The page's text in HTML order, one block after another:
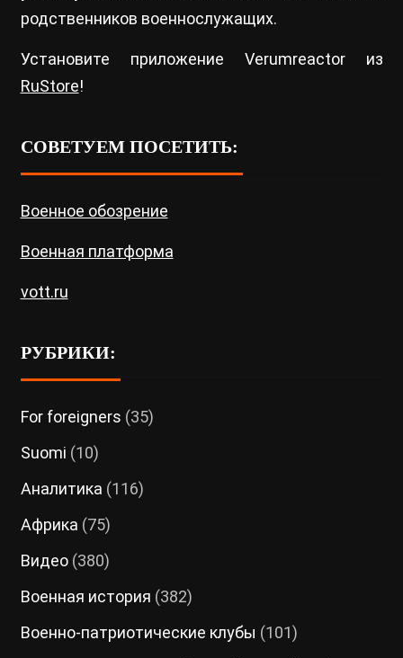
родственников военнослужащих.
Установите приложение Verumreactor из
RuStore!
СОВЕТУЕМ ПОСЕТИТЬ:
Военное обозрение
Военная платформа
vott.ru
РУБРИКИ:
For foreigners (35)
Suomi (10)
Аналитика (116)
Африка (75)
Видео(380)
Военная история (382)
Военно-патриотические клубы (101)